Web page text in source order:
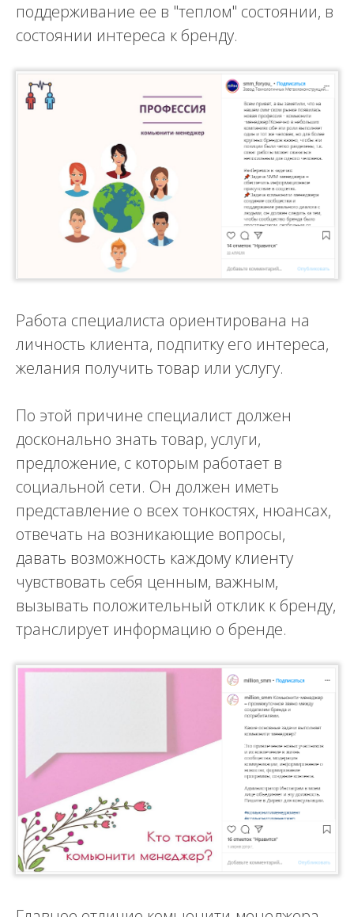
поддерживание ее в "теплом" состоянии, в
состоянии интереса к бренду.
Работа специалиста ориентирована на
личность клиента, подпитку его интереса,
желания получить товар или услугу.
По этой причине специалист должен
досконально знать товар, услуги,
предложение, с которым работает в
социальной сети. Он должен иметь
представление о всех тонкостях, нюансах,
отвечать на возникающие вопросы,
давать возможность каждому клиенту
чувствовать себя ценным, важным,
вызывать положительный отклик к бренду,
транслирует информацию о бренде.